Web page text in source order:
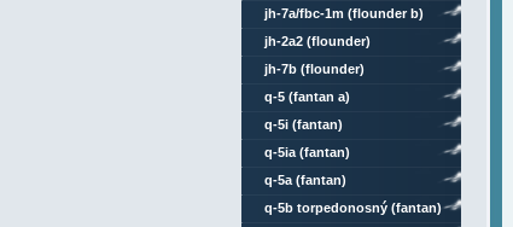
jh-7a/fbc-1m (flounder b)
jh-2a2 (flounder)
jh-7b (flounder)
q-5 (fantan a)
q-5i (fantan)
q-5ia (fantan)
q-5a (fantan)
q-5b torpedonosný (fantan)